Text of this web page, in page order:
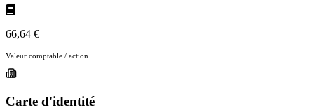
66,64 €
Valeur comptable / action
Carte d'identité